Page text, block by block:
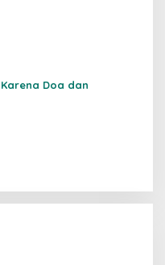
Doa dan